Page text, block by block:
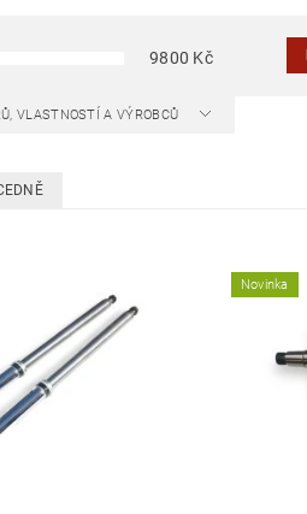
9800 Kč
VLASTNOSTÍ A VÝROBCŮ
Novinka